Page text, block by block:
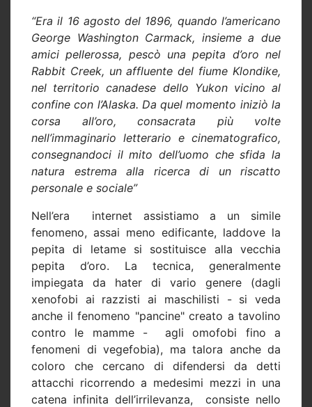
“Era il 16 agosto del 1896, quando l’americano
George Washington Carmack, insieme a due
amici pellerossa, pescò una pepita d’oro nel
Rabbit Creek, un affluente del fiume Klondike,
nel territorio canadese dello Yukon vicino al
confine con l’Alaska. Da quel momento iniziò la
corsa all’oro, consacrata più volte
nell’immaginario letterario e cinematografico,
consegnandoci il mito dell’uomo che sfida la
natura estrema alla ricerca di un riscatto
personale e sociale”
Nell’era
internet assistiamo a un simile
fenomeno, assai meno edificante, laddove la
pepita di letame si sostituisce alla vecchia
pepita d’oro. La tecnica, generalmente
impiegata da hater di vario genere (dagli
xenofobi ai razzisti ai maschilisti - si veda
anche il fenomeno "pancine" creato a tavolino
contro le mamme - agli omofobi fino a
fenomeni di vegefobia), ma talora anche da
coloro che cercano di difendersi da detti
attacchi ricorrendo a medesimi mezzi in una
catena infinita dell’irrilevanza,
consiste nello